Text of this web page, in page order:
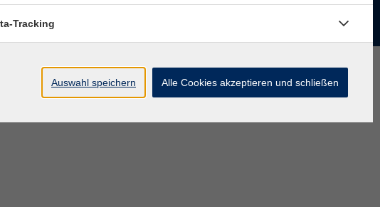
Tracking
Auswahl speichern Alle Cookies akzeptieren und schließen